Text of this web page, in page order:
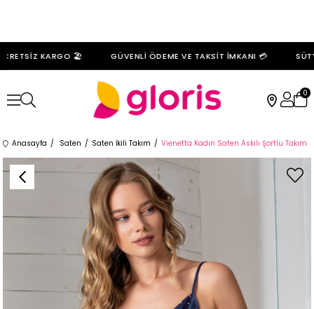
KARGO 🏖️ GÜVENLİ ÖDEME VE TAKSİT İMKANI 💳
0
Anasayfa Saten Saten İkili Takım Vienetta Kadın Saten Askılı Şortlu Takım